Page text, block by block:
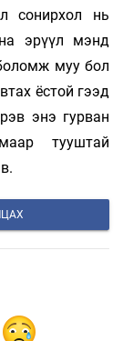
сонирхол нь
эрүүл мэнд
муу бол
ёстой гээд
энэ гурван
тууштай